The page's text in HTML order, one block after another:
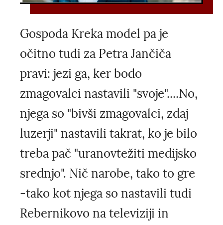
Gospoda Kreka model pa je
očitno tudi za Petra Jančiča
pravi: jezi ga, ker bodo
zmagovalci nastavili "svoje"....No,
njega so "bivši zmagovalci, zdaj
luzerji" nastavili takrat, ko je bilo
treba pač "uranovtežiti medijsko
srednjo". Nič narobe, tako to gre
-tako kot njega so nastavili tudi
Rebernikovo na televiziji in